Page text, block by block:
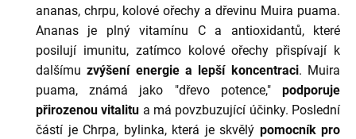
ananas, chrpu, kolové ořechy a dřevinu Muira puama.
Ananas je plný vitamínu C a antioxidantů, které
posilují imunitu, zatímco kolové ořechy přispívají k
dalšímuzvýšení energie a lepší koncentraci. Muira
puama, známá jako "dřevo potence," podporuje
přirozenou vitalitu a má povzbuzující účinky. Poslední
částí je Chrpa, bylinka, která je skvělý pomocník pro